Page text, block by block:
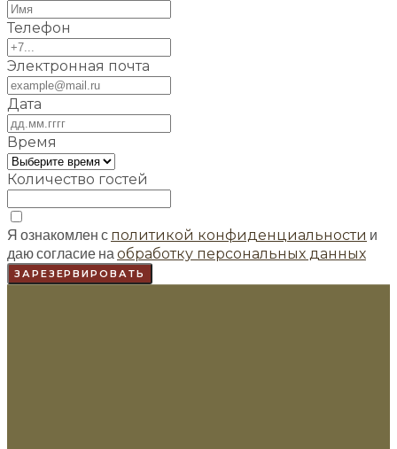
Телефон
Электронная почта
Дата
Время
Количество гостей
Я ознакомлен с политикой конфиденциальности и
даю согласие на обработку персональных данных
ЗАРЕЗЕРВИРОВАТЬ